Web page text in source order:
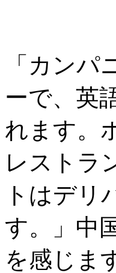
「カン
ーで、英
れます。
レストラ
トはデリ
す。」中
を感じま